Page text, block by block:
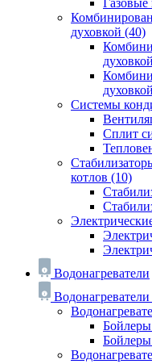
духовкой (40)
Системы
Сплит
котлов (10)
Водонагреватели
Водонагреватели